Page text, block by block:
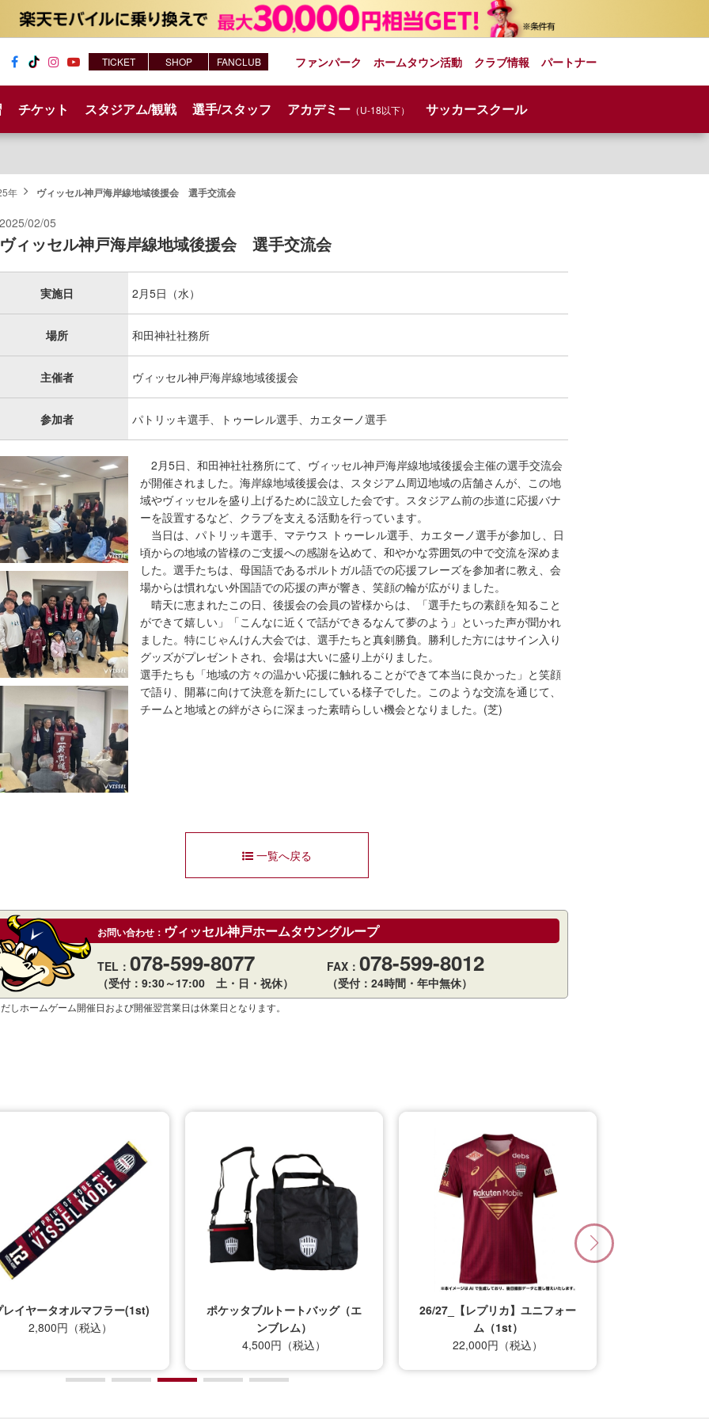
am e
チケット スタジアム/観戦 選手/スタッフ アカデミー（U-18以下） サッカースクール
ファンパーク ホームタウン活動 クラブ情報 パートナー
TICKET SHOP FANCLUB
年 ヴィッセル神戸海岸線地域後援会 選手交流会
2025/02/05
ヴィッセル神戸海岸線地域後援会 選手交流会
実施日 2月5日（水）
場所 和田神社社務所
主催者 ヴィッセル神戸海岸線地域後援会
参加者 パトリッキ選手、トゥーレル選手、カエターノ選手
2月5日、和田神社社務所にて、ヴィッセル神戸海岸線地域後援会主催の選手交流会
が開催されました。海岸線地域後援会は、スタジアム周辺地域の店舗さんが、この地
域やヴィッセルを盛り上げるために設立した会です。スタジアム前の歩道に応援バナ
ーを設置するなど、クラブを支える活動を行っています。
当日は、パトリッキ選手、マテウス トゥーレル選手、カエターノ選手が参加し、日
頃からの地域の皆様のご支援への感謝を込めて、和やかな雰囲気の中で交流を深めま
した。選手たちは、母国語であるポルトガル語での応援フレーズを参加者に教え、会
場からは慣れない外国語での応援の声が響き、笑顔の輪が広がりました。
晴天に恵まれたこの日、後援会の会員の皆様からは、「選手たちの素顔を知ること
ができて嬉しい」「こんなに近くで話ができるなんて夢のよう」といった声が聞かれ
ました。特にじゃんけん大会では、選手たちと真剣勝負。勝利した方にはサイン入り
グッズがプレゼントされ、会場は大いに盛り上がりました。
選手たちも「地域の方々の温かい応援に触れることができて本当に良かった」と笑顔
で語り、開幕に向けて決意を新たにしている様子でした。このような交流を通じて、
チームと地域との絆がさらに深まった素晴らしい機会となりました。(芝)
一覧へ戻る
お問い合わせ： ヴィッセル神戸ホームタウングループ
TEL： 078-599-8077
（受付：9:30～17:00 土・日・祝休）
FAX： 078-599-8012
（受付：24時間・年中無休）
しホームゲーム開催日および開催翌営業日は休業日となります。
レイヤータオルマフラー(1st)
2,800円（税込）
ポケッタブルトートバッグ（エ
ンブレム）
4,500円（税込）
26/27_【レプリカ】ユニフォー
ム（1st）
22,000円（税込）